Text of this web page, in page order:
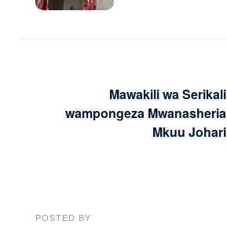
Mawakili wa Serikali
wampongeza Mwanasheria
Mkuu Johari
POSTED BY